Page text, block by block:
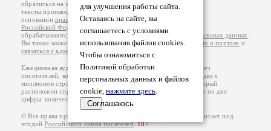
для улучшения работы сайта.
Оставаясь на сайте, вы
соглашаетесь с условиями
использования файлов cookies.
Чтобы ознакомиться с
Политикой обработки
персональных данных и файлов
cookie, нажмите здесь.
Соглашаюсь
обратиться на его авторской странице. Ответственность за
тексты произведений авторы несут самостоятельно на
основанииправил публикацииизаконодательства
Российской Федерации
обрабатываются на основанииПолитики обработки персональных данных
Вы также можете посмотреть более подробнуюинформацию о портале и
связаться с администрацией
Ежедневная аудитория портала Стихи.ру – порядка 200 тысяч
посетителей, которые в общей сумме просматривают более двух
миллионов страниц по данным счетчика посещаемости, который
расположен справа от этого текста. В каждой графе указано по две
цифры: количество просмотров и количество посетителей.
© Все права принадлежат авторам, 2000-2026. Портал работает под
эгидойРоссийского союза писателей.18+